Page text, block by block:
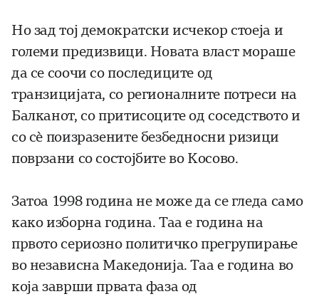
Но зад тој демократски исчекор стоеја и
големи предизвици. Новата власт мораше
да се соочи со последиците од
транзицијата, со регионалните потреси на
Балканот, со притисоците од соседството и
со сè поизразените безбедносни ризици
поврзани со состојбите во Косово.
Затоа 1998 година не може да се гледа само
како изборна година. Таа е година на
првото сериозно политичко прегрупирање
во независна Македонија. Таа е година во
која заврши првата фаза од